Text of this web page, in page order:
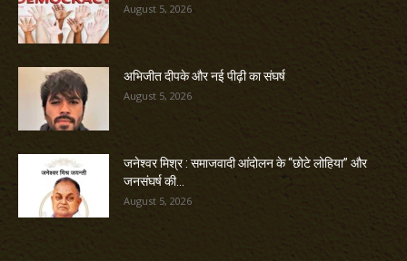
August 5, 2026
अभिजीत दीपके और नई पीढ़ी का संघर्ष
August 5, 2026
जनेश्वर मिश्र : समाजवादी आंदोलन के “छोटे लोहिया” और
जनसंघर्ष की...
August 5, 2026